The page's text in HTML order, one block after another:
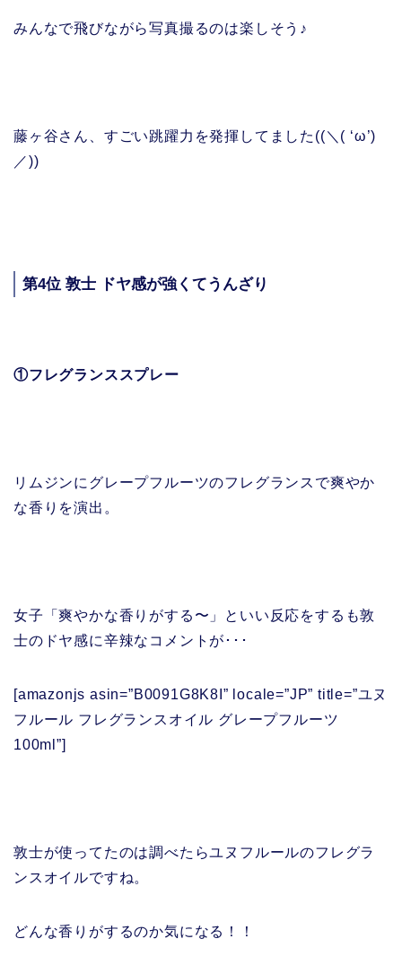
みんなで飛びながら写真撮るのは楽しそう♪
藤ヶ谷さん、すごい跳躍力を発揮してました((＼( ‘ω’)
／))
第4位 敦士 ドヤ感が強くてうんざり
①フレグランススプレー
リムジンにグレープフルーツのフレグランスで爽やか
な香りを演出。
女子「爽やかな香りがする〜」といい反応をするも敦
士のドヤ感に辛辣なコメントが･･･
[amazonjs asin=”B0091G8K8I” locale=”JP” title=”ユヌ
フルール フレグランスオイル グレープフルーツ
100ml”]
敦士が使ってたのは調べたらユヌフルールのフレグラ
ンスオイルですね。
どんな香りがするのか気になる！！